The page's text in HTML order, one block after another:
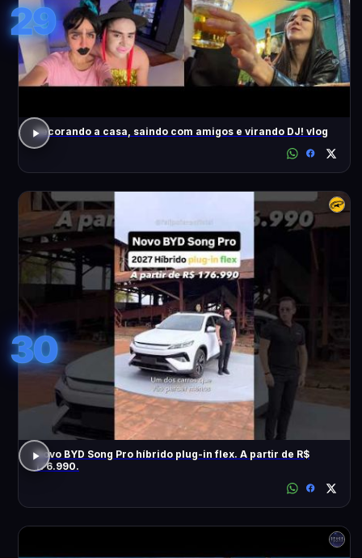
29
decorando a casa, saindo com amigos e virando DJ! vlog
30
Novo BYD Song Pro híbrido plug-in flex. A partir de R$
176.990.